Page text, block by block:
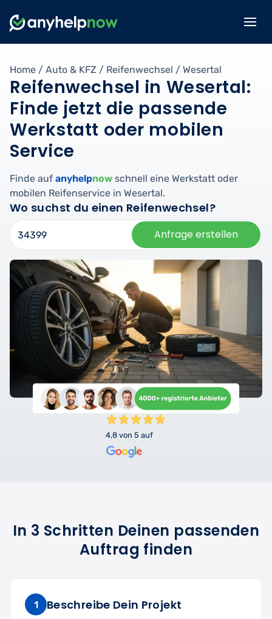
Home / Auto & KFZ / Reifenwechsel / Wesertal
Reifenwechsel in Wesertal:
Finde jetzt die passende
Werkstatt oder mobilen
Service
Finde auf anyhelpnow schnell eine Werkstatt oder
mobilen Reifenservice in Wesertal.
Wo suchst du einen Reifenwechsel?
Anfrage erstellen
4,8 von 5 auf
In 3 Schritten Deinen passenden
Auftrag finden
1 Beschreibe Dein Projekt